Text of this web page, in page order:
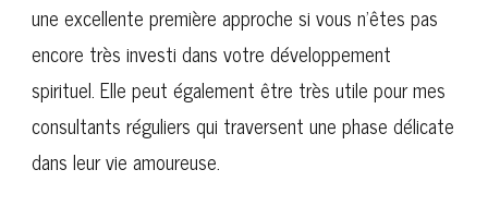
une excellente première approche si vous n’êtes pas
encore très investi dans votre développement
spirituel. Elle peut également être très utile pour mes
consultants réguliers qui traversent une phase délicate
dans leur vie amoureuse.